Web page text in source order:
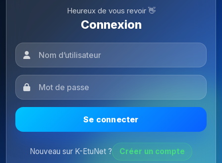
Heureux de vous revoir 👋
Connexion
Se connecter
Nouveau sur K-EtuNet ? Créer un compte